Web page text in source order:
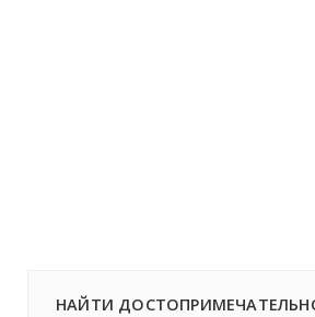
НАЙТИ